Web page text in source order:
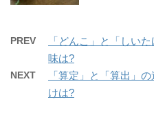
PREV
「どんこ」と「しい
味は?
NEXT
「算定」と「算出」
けは?